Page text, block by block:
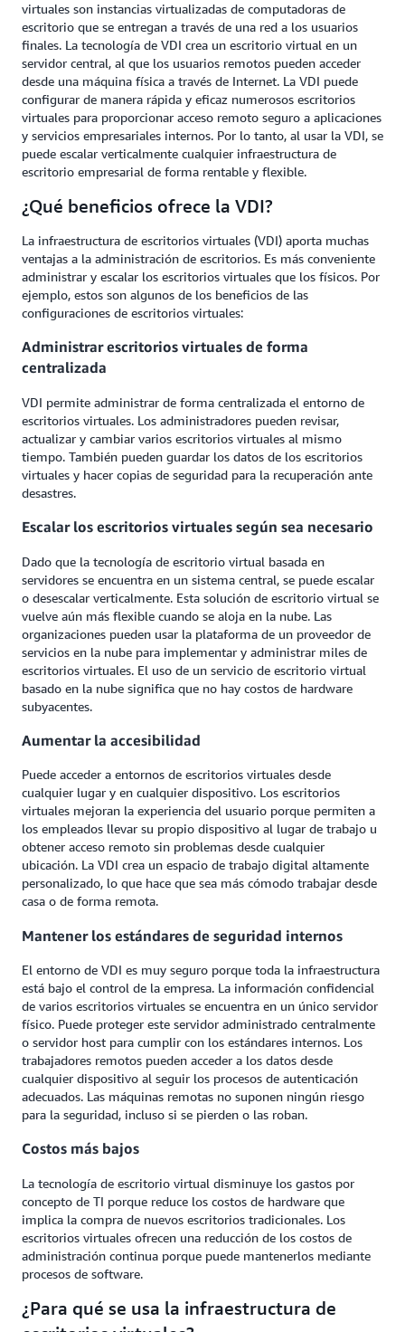
virtuales son instancias virtualizadas de computadoras de
escritorio que se entregan a través de una red a los usuarios
finales. La tecnología de VDI crea un escritorio virtual en un
servidor central, al que los usuarios remotos pueden acceder
desde una máquina física a través de Internet. La VDI puede
configurar de manera rápida y eficaz numerosos escritorios
virtuales para proporcionar acceso remoto seguro a aplicaciones
y servicios empresariales internos. Por lo tanto, al usar la VDI, se
puede escalar verticalmente cualquier infraestructura de
escritorio empresarial de forma rentable y flexible.
¿Qué beneficios ofrece la VDI?
La infraestructura de escritorios virtuales (VDI) aporta muchas
ventajas a la administración de escritorios. Es más conveniente
administrar y escalar los escritorios virtuales que los físicos. Por
ejemplo, estos son algunos de los beneficios de las
configuraciones de escritorios virtuales:
Administrar escritorios virtuales de forma
centralizada
VDI permite administrar de forma centralizada el entorno de
escritorios virtuales. Los administradores pueden revisar,
actualizar y cambiar varios escritorios virtuales al mismo
tiempo. También pueden guardar los datos de los escritorios
virtuales y hacer copias de seguridad para la recuperación ante
desastres.
Escalar los escritorios virtuales según sea necesario
Dado que la tecnología de escritorio virtual basada en
servidores se encuentra en un sistema central, se puede escalar
o desescalar verticalmente. Esta solución de escritorio virtual se
vuelve aún más flexible cuando se aloja en la nube. Las
organizaciones pueden usar la plataforma de un proveedor de
servicios en la nube para implementar y administrar miles de
escritorios virtuales. El uso de un servicio de escritorio virtual
basado en la nube significa que no hay costos de hardware
subyacentes.
Aumentar la accesibilidad
Puede acceder a entornos de escritorios virtuales desde
cualquier lugar y en cualquier dispositivo. Los escritorios
virtuales mejoran la experiencia del usuario porque permiten a
los empleados llevar su propio dispositivo al lugar de trabajo u
obtener acceso remoto sin problemas desde cualquier
ubicación. La VDI crea un espacio de trabajo digital altamente
personalizado, lo que hace que sea más cómodo trabajar desde
casa o de forma remota.
Mantener los estándares de seguridad internos
El entorno de VDI es muy seguro porque toda la infraestructura
está bajo el control de la empresa. La información confidencial
de varios escritorios virtuales se encuentra en un único servidor
físico. Puede proteger este servidor administrado centralmente
o servidor host para cumplir con los estándares internos. Los
trabajadores remotos pueden acceder a los datos desde
cualquier dispositivo al seguir los procesos de autenticación
adecuados. Las máquinas remotas no suponen ningún riesgo
para la seguridad, incluso si se pierden o las roban.
Costos más bajos
La tecnología de escritorio virtual disminuye los gastos por
concepto de TI porque reduce los costos de hardware que
implica la compra de nuevos escritorios tradicionales. Los
escritorios virtuales ofrecen una reducción de los costos de
administración continua porque puede mantenerlos mediante
procesos de software.
¿Para qué se usa la infraestructura de